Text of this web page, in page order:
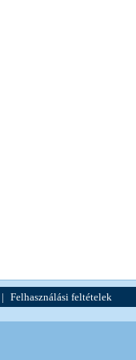
| Felhasználási feltételek